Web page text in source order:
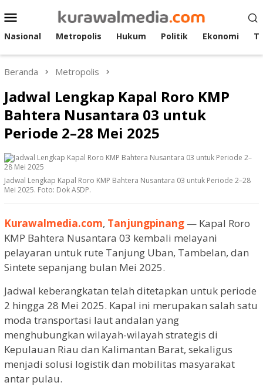
ke
konten
Menu
Mobile
Nasional Metropolis Hukum Politik Ekonomi
Beranda Metropolis
Jadwal Lengkap Kapal Roro KMP
Bahtera Nusantara 03 untuk
Periode 2–28 Mei 2025
Jadwal Lengkap Kapal Roro KMP Bahtera Nusantara 03 untuk Periode 2–28
Mei 2025. Foto: Dok ASDP.
Kurawalmedia.com, Tanjungpinang — Kapal Roro
KMP Bahtera Nusantara 03 kembali melayani
pelayaran untuk rute Tanjung Uban, Tambelan, dan
Sintete sepanjang bulan Mei 2025.
Jadwal keberangkatan telah ditetapkan untuk periode
2 hingga 28 Mei 2025. Kapal ini merupakan salah satu
moda transportasi laut andalan yang
menghubungkan wilayah-wilayah strategis di
Kepulauan Riau dan Kalimantan Barat, sekaligus
menjadi solusi logistik dan mobilitas masyarakat
antar pulau.